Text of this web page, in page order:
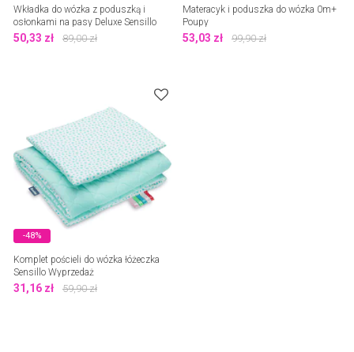
Wkładka do wózka z poduszką i
osłonkami na pasy Deluxe Sensillo
50,33 zł 89,00zł
Materacyk i poduszka do wózka 0m+
Poupy
53,03 zł 99,90zł
-48%
Komplet pościeli do wózka łóżeczka
Sensillo Wyprzedaż
31,16 zł 59,90zł